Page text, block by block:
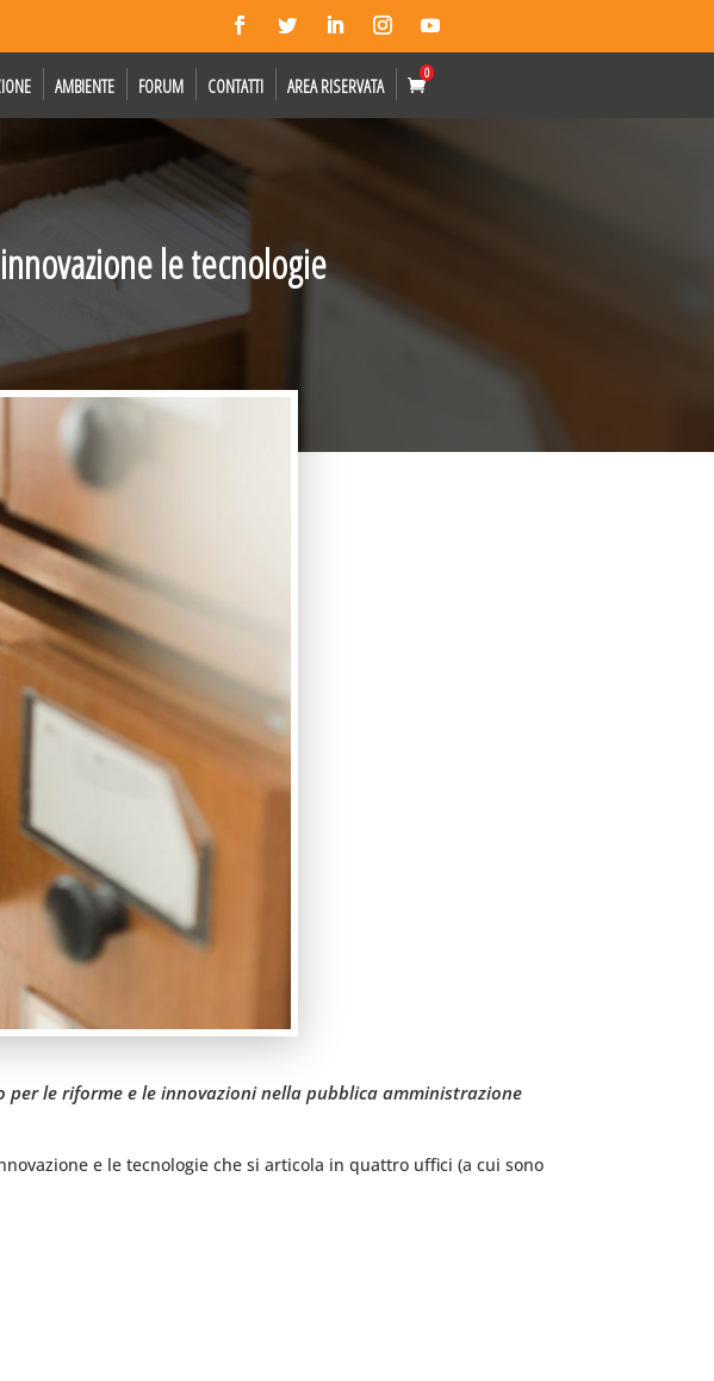
AMBIENTE FORUM CONTATTI AREA RISERVATA
0
le tecnologie
per le riforme e le innovazioni nella pubblica amministrazione
e le tecnologie che si articola in quattro uffici (a cui sono